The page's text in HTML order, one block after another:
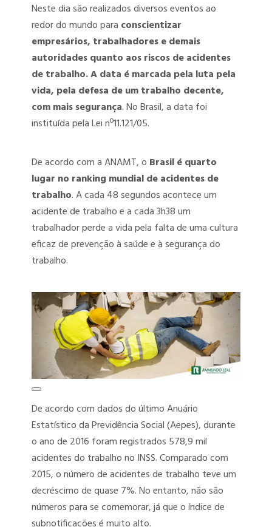
UNIVERSALIZAÇÃO DAS PERÍCIAS MÉDICAS – PERÍCIA PARA QUEM
PRECISA
Neste dia são realizados diversos eventos ao
redor do mundo para conscientizar
empresários, trabalhadores e demais
autoridades quanto aos riscos de acidentes
de trabalho. A data é marcada pela luta pela
vida, pela defesa de um trabalho decente,
com mais segurança. No Brasil, a data foi
instituída pela Lei nº11.121/05.
De acordo com a ANAMT, o Brasil é quarto
lugar no ranking mundial de acidentes de
trabalho. A cada 48 segundos acontece um
acidente de trabalho e a cada 3h38 um
trabalhador perde a vida pela falta de uma cultura
eficaz de prevenção à saúde e à segurança do
trabalho.
De acordo com dados do último Anuário
Estatístico da Previdência Social (Aepes), durante
o ano de 2016 foram registrados 578,9 mil
acidentes do trabalho no INSS. Comparado com
2015, o número de acidentes de trabalho teve um
decréscimo de quase 7%. No entanto, não são
números para se comemorar, já que o índice de
subnotificações é muito alto.